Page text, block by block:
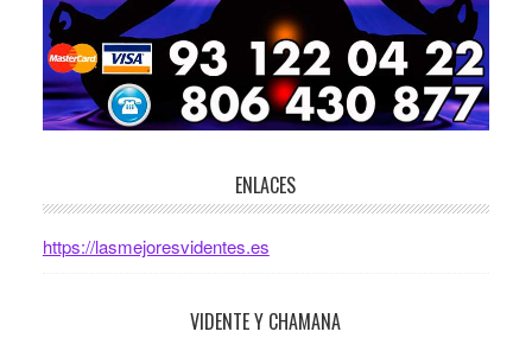
ENLACES
https://lasmejoresvidentes.es
VIDENTE Y CHAMANA